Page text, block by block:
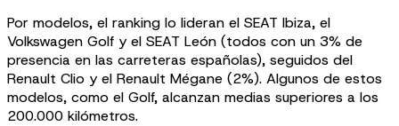
Por modelos, el ranking lo lideran el SEAT Ibiza, el
Volkswagen Golf y el SEAT León (todos con un 3% de
presencia en las carreteras españolas), seguidos del
Renault Clio y el Renault Mégane (2%). Algunos de estos
modelos, como el Golf, alcanzan medias superiores a los
200.000 kilómetros.